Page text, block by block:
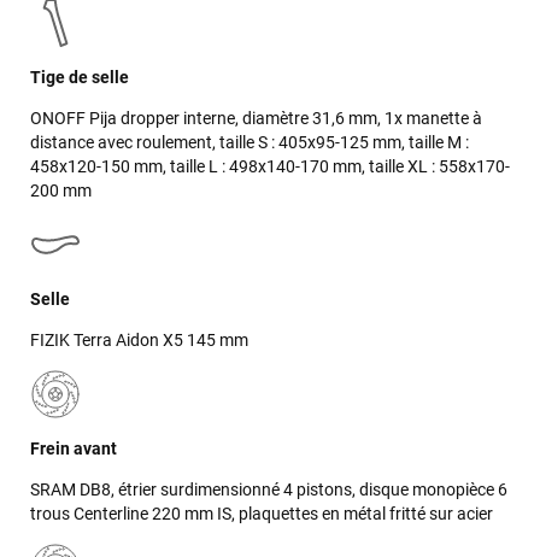
Tige de selle
ONOFF Pija dropper interne, diamètre 31,6 mm, 1x manette à
distance avec roulement, taille S : 405x95-125 mm, taille M :
458x120-150 mm, taille L : 498x140-170 mm, taille XL : 558x170-
200 mm
Selle
FIZIK Terra Aidon X5 145 mm
Frein avant
SRAM DB8, étrier surdimensionné 4 pistons, disque monopièce 6
trous Centerline 220 mm IS, plaquettes en métal fritté sur acier
Jean-Marc TAMAYO
J'ai acheté un Mondraker Chaser chez Funway Vélo à La
de mon achat. J'avais d'ailleurs recommandé cette enseigne
à plusieurs amis, dont cinq ont finalement acheté le même
modèle. J'ai ensuite rencontré une série de problèmes